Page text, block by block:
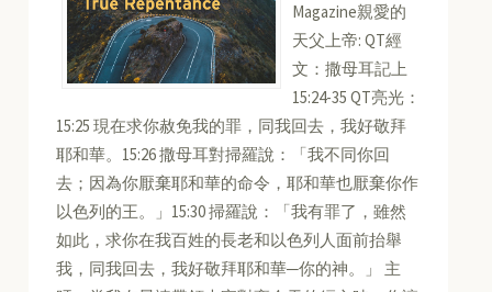
Magazine親愛的
天父上帝: QT經
文：撒母耳記上
15:24-35 QT亮光：
15:25 現在求你赦免我的罪，同我回去，我好敬拜
耶和華。15:26 撒母耳對掃羅說：「我不同你回
去；因為你厭棄耶和華的命令，耶和華也厭棄你作
以色列的王。」15:30 掃羅說：「我有罪了，雖然
如此，求你在我百姓的長老和以色列人面前抬舉
我，同我回去，我好敬拜耶和華─你的神。」 主